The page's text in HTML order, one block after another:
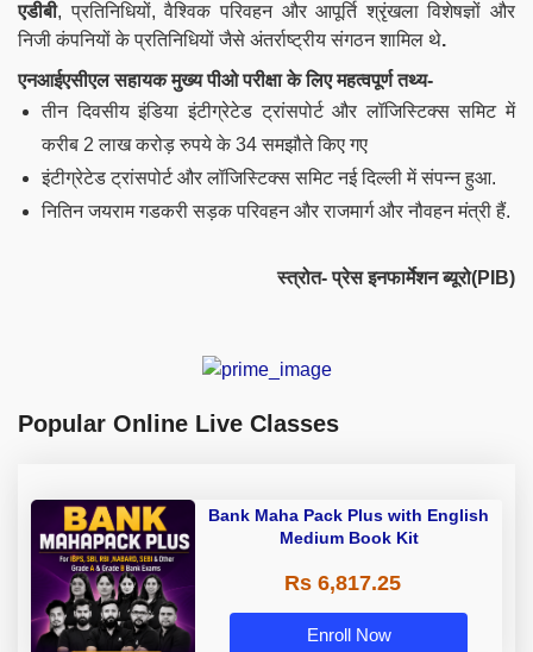
एडीबी, प्रतिनिधियों, वैश्विक परिवहन और आपूर्ति श्रृंखला विशेषज्ञों और
निजी कंपनियों के प्रतिनिधियों जैसे अंतर्राष्ट्रीय संगठन शामिल थे.
एनआईएसीएल सहायक मुख्य पीओ परीक्षा के लिए महत्वपूर्ण तथ्य-
तीन दिवसीयइंडिया इंटीग्रेटेड ट्रांसपोर्ट और लॉजिस्टिक्स समिट में
करीब 2 लाख करोड़ रुपये के 34 समझौते किए गए
इंटीग्रेटेड ट्रांसपोर्ट और लॉजिस्टिक्स समिटनई दिल्ली में संपन्न हुआ.
नितिन जयराम गडकरी सड़क परिवहन और राजमार्ग और नौवहन मंत्री हैं.
स्त्रोत- प्रेस इनफार्मेशन ब्यूरो(PIB)
Popular Online Live Classes
Bank Maha Pack Plus with English
Medium Book Kit
Rs 6,817.25
Enroll Now